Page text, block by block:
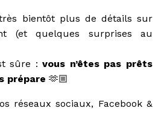
bientôt plus de détails sur
(et quelques surprises au
sûre :vous n’êtes pas prêts
prépare 🫶🏼
réseaux sociaux, Facebook&